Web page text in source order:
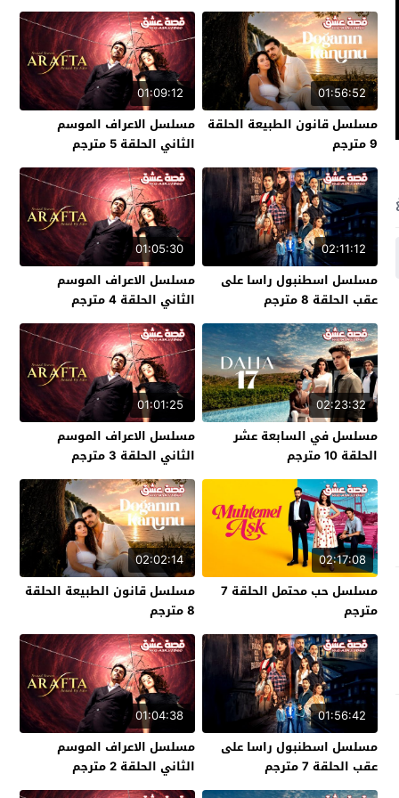
01:56:52
مسلسل قانون الطبيعة الحلقة
9 مترجم
01:09:12
مسلسل الاعراف الموسم
الثاني الحلقة 5 مترجم
02:11:12
مسلسل اسطنبول راسا على
عقب الحلقة 8 مترجم
01:05:30
مسلسل الاعراف الموسم
الثاني الحلقة 4 مترجم
02:23:32
مسلسل في السابعة عشر
الحلقة 10 مترجم
01:01:25
مسلسل الاعراف الموسم
الثاني الحلقة 3 مترجم
02:17:08
مسلسل حب محتمل الحلقة 7
مترجم
02:02:14
مسلسل قانون الطبيعة الحلقة
8 مترجم
01:56:42
مسلسل اسطنبول راسا على
عقب الحلقة 7 مترجم
01:04:38
مسلسل الاعراف الموسم
الثاني الحلقة 2 مترجم